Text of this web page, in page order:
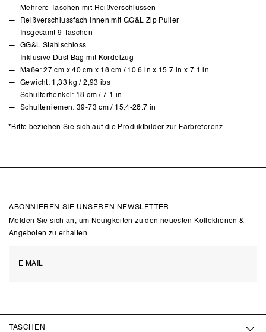
Mehrere Taschen mit Reißverschlüssen
Reißverschlussfach innen mit GG&L Zip Puller
Insgesamt 9 Taschen
GG&L Stahlschloss
Inklusive Dust Bag mit Kordelzug
Maße: 27 cm x 40 cm x 18 cm / 10.6 in x 15.7 in x 7.1 in
Gewicht: 1,33 kg / 2,93 ibs
Schulterhenkel: 18 cm / 7.1 in
Schulterriemen: 39-73 cm / 15.4-28.7 in
*Bitte beziehen Sie sich auf die Produktbilder zur Farbreferenz.
ABONNIEREN SIE UNSEREN NEWSLETTER
Melden Sie sich an, um Neuigkeiten zu den neuesten Kollektionen &
Angeboten zu erhalten.
TASCHEN